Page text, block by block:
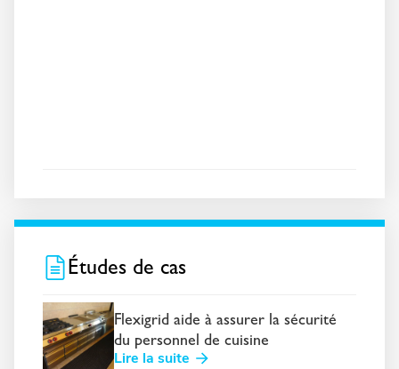
Études de cas
Flexigrid aide à assurer la sécurité
du personnel de cuisine
Lire la suite